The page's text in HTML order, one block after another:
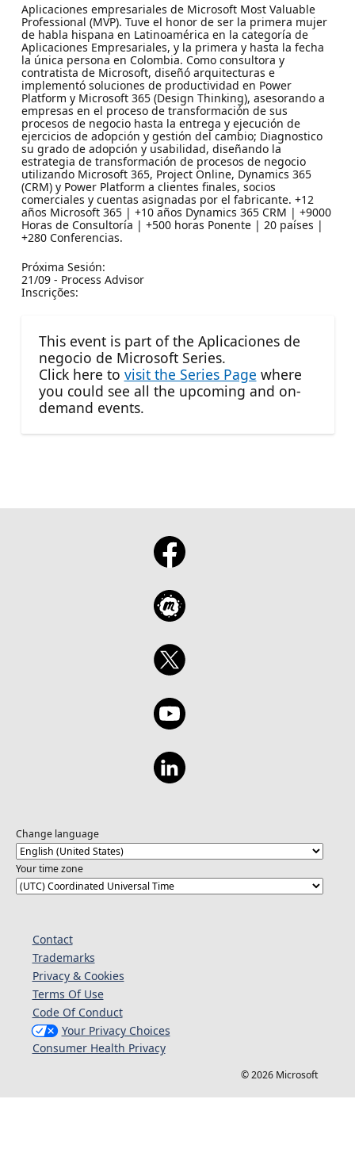
Aplicaciones empresariales de Microsoft Most Valuable
Professional (MVP). Tuve el honor de ser la primera mujer
de habla hispana en Latinoamérica en la categoría de
Aplicaciones Empresariales, y la primera y hasta la fecha
la única persona en Colombia. Como consultora y
contratista de Microsoft, diseñó arquitecturas e
implementó soluciones de productividad en Power
Platform y Microsoft 365 (Design Thinking), asesorando a
empresas en el proceso de transformación de sus
procesos de negocio hasta la entrega y ejecución de
ejercicios de adopción y gestión del cambio; Diagnostico
su grado de adopción y usabilidad, diseñando la
estrategia de transformación de procesos de negocio
utilizando Microsoft 365, Project Online, Dynamics 365
(CRM) y Power Platform a clientes finales, socios
comerciales y cuentas asignadas por el fabricante. +12
años Microsoft 365 | +10 años Dynamics 365 CRM | +9000
Horas de Consultoría | +500 horas Ponente | 20 países |
+280 Conferencias.
Próxima Sesión:
21/09 - Process Advisor
Inscrições:
This event is part of the Aplicaciones de
negocio de Microsoft Series.
Click here to visit the Series Page where
you could see all the upcoming and on-
demand events.
Change language
Your time zone
Contact
Trademarks
Privacy & Cookies
Terms Of Use
Code Of Conduct
Your Privacy Choices
Consumer Health Privacy
© 2026 Microsoft